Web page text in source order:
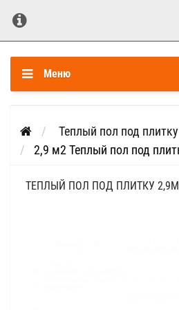
Меню
Теплый пол под плитку
2,9 м2 Теплый пол под
ТЕПЛЫЙ ПОЛ ПОД ПЛИТКУ 2,9М2